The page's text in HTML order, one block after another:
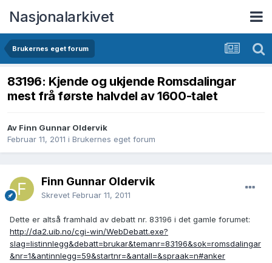
Nasjonalarkivet
Brukernes eget forum
83196: Kjende og ukjende Romsdalingar
mest frå første halvdel av 1600-talet
Av Finn Gunnar Oldervik
Februar 11, 2011 i Brukernes eget forum
Finn Gunnar Oldervik
Skrevet Februar 11, 2011
Dette er altså framhald av debatt nr. 83196 i det gamle forumet:
http://da2.uib.no/cgi-win/WebDebatt.exe?
slag=listinnlegg&debatt=brukar&temanr=83196&sok=romsdalingar
&nr=1&antinnlegg=59&startnr=&antall=&spraak=n#anker